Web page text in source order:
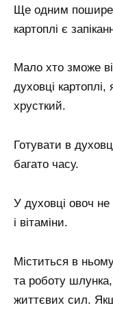
Ще одним
картоплі є
Мало хто зможе
духовці
хрусткий.
Готувати в
багато часу.
У духовці овоч не
і вітаміни.
Міститься в
та роботу
життєвих сил.